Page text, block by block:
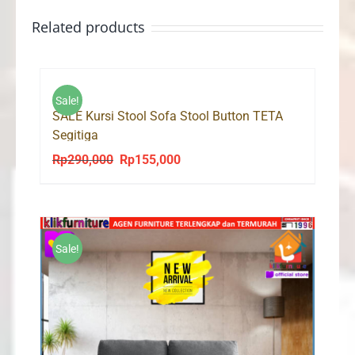
Related products
Sale!
SALE Kursi Stool Sofa Stool Button TETA
Segitiga
Rp290,000
Original
Rp290,000.
Rp155,000Current
Rp155,000.
Sale!